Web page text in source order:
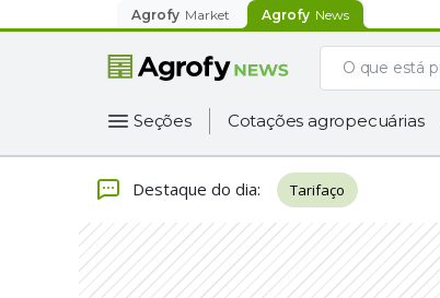
Agrofy Market Agrofy News
Seções Cotações agropecuárias
Destaque do dia: Tarifaço